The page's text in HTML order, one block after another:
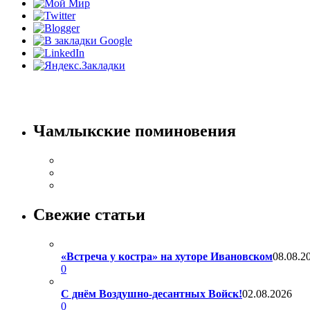
Чамлыкские поминовения
Свежие статьи
«Встреча у костра» на хуторе Ивановском
0
С днём Воздушно-десантных Войск!02.08.2026
0